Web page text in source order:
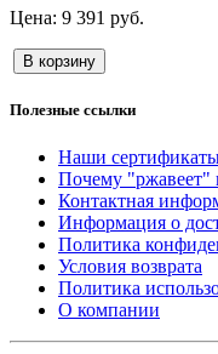
9 391 руб.
В корзину
Полезные ссылки
Наши
Почему "ржавеет"
Контактная
Информация о
Политика
Условия возврата
Политика
О компании